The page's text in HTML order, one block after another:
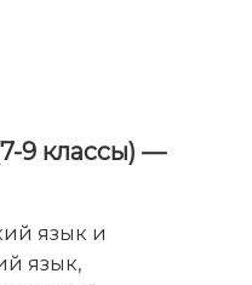
9 классы) —
язык и
язык,